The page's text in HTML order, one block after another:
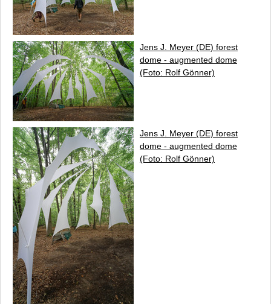
Jens J. Meyer (DE) forest
dome - augmented dome
(Foto: Rolf Gönner)
Jens J. Meyer (DE) forest
dome - augmented dome
(Foto: Rolf Gönner)